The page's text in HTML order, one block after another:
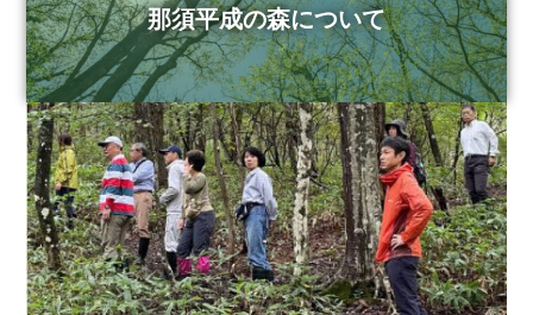
那須平成の森について